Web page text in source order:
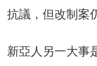
抗議，但改制案
新亞人另一大事